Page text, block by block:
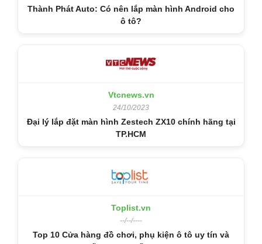
Thành Phát Auto: Có nên lắp màn hình Android cho
ô tô?
Vtcnews.vn
24/10/2023
Đại lý lắp đặt màn hình Zestech ZX10 chính hãng tại
TP.HCM
Toplist.vn
--/--/----
Top 10 Cửa hàng đồ chơi, phụ kiện ô tô uy tín và